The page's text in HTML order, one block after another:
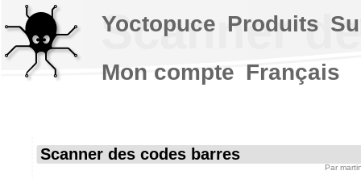
Scanner
Scanner des codes barres
Par
Yoctopuce Produits
Mon compte Français